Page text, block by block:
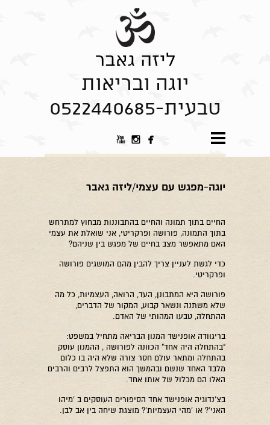
ליזה גאבר
יוגה ובריאות
טבעית-0522440685



יוגה-מפגש עם עצמי/ליזה גאבר
החיים בתוך תמונה והחיים בהתבוננות מבחוץ למתרחש
בתוך התמונה, פורושה ופרקריטי, אני שואלת את עצמי
האם מתאפשר מצב בחיים של מפגש בין שניהם?
כדי לגשת לעניין צריך להבין מהם המושגים פורושה
ופרקריטי.
פורושה היא המתבונן, העד, הרואה, העצמיות, כל מה
שלא משתנה ונשאר קבוע, המקור של הדברים,
ההתחלה, טבעו המהותי של האדם.
בריגוודה אופנישד המנון הבריאה מתחיל במשפט:
"בהתחלה היה אחד" הכוונה לפורושה , ההמנון עוסק
בהתחלה ומתאר עולם חסר צורה שלא היה בו כלום
מלבד האחד שנשם ובהמשך הוא התפצל לרבים והרבים
האלו הם מכלול של אותו אחד.
בצ'נדוגיה אופנישד אחד הסיפורים העוסקים ב 'מיהו
האני'? או 'מהי העצמיות'? מוצגת שיחה בין אב לבן.